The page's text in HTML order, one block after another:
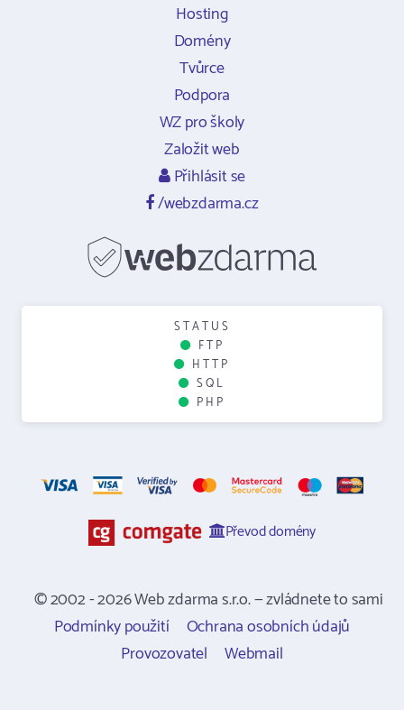
Hosting
Domény
Tvůrce
Podpora
WZ pro školy
Založit web
Přihlásit se
/webzdarma.cz
STATUS
FTP
HTTP
SQL
PHP
Převod domény
© 2002 - 2026 Web zdarma s.r.o. — zvládnete to sami
Podmínky použití
Ochrana osobních údajů
Provozovatel
Webmail